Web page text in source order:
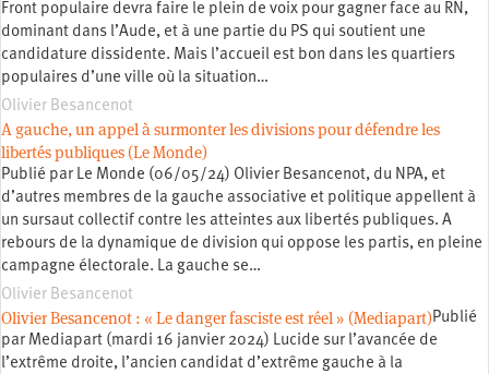
Front populaire devra faire le plein de voix pour gagner face au RN,
dominant dans l’Aude, et à une partie du PS qui soutient une
candidature dissidente. Mais l’accueil est bon dans les quartiers
populaires d’une ville où la situation…
Olivier Besancenot
A gauche, un appel à surmonter les divisions pour défendre les
libertés publiques (Le Monde)
Publié par Le Monde (06/05/24) Olivier Besancenot, du NPA, et
d’autres membres de la gauche associative et politique appellent à
un sursaut collectif contre les atteintes aux libertés publiques. A
rebours de la dynamique de division qui oppose les partis, en pleine
campagne électorale. La gauche se…
Olivier Besancenot
Olivier Besancenot : « Le danger fasciste est réel » (Mediapart)Publié
par Mediapart (mardi 16 janvier 2024) Lucide sur l’avancée de
l’extrême droite, l’ancien candidat d’extrême gauche à la